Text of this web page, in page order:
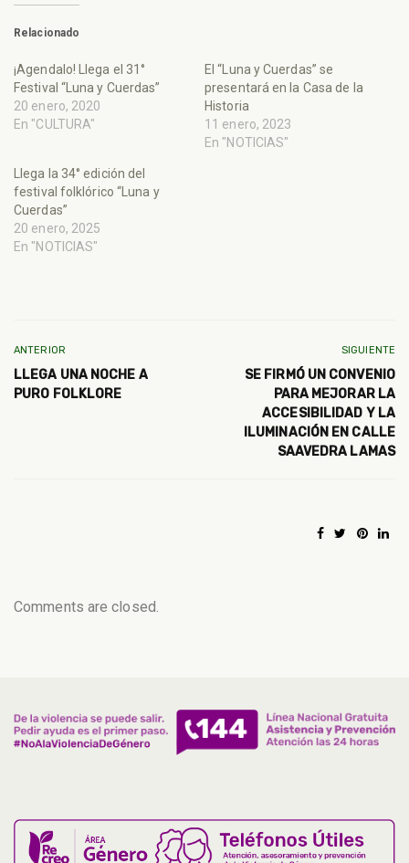
Relacionado
¡Agendalo! Llega el 31°
Festival “Luna y Cuerdas”
20 enero, 2020
En "CULTURA"
El “Luna y Cuerdas” se
presentará en la Casa de la
Historia
11 enero, 2023
En "NOTICIAS"
Llega la 34° edición del
festival folklórico “Luna y
Cuerdas”
20 enero, 2025
En "NOTICIAS"
ANTERIOR
LLEGA UNA NOCHE A
PURO FOLKLORE
SIGUIENTE
SE FIRMÓ UN CONVENIO
PARA MEJORAR LA
ACCESIBILIDAD Y LA
ILUMINACIÓN EN CALLE
SAAVEDRA LAMAS
Comments are closed.